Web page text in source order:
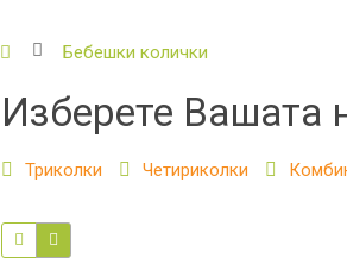
БЕБЕШКИ
СТОЛЧЕТА
КОЛА
ХРАНЕНЕ
Бебешки колички
Изберете
Триколки Четириколки